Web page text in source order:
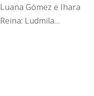
Gómez e Ihara
Ludmila…